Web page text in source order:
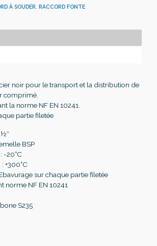
À SOUDER RACCORD FONTE
noir pour le transport et la distribution de
comprimé.
la norme NF EN 10241.
partie filetée
BSP
-20°C
+300°C
sur chaque partie filetée
norme NF EN 10241
S235